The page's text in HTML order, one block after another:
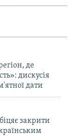
де
дискусія
дати
закрити